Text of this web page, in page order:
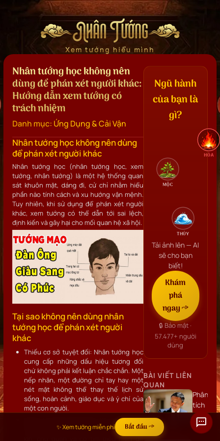
Nhân Tướng
Xem tướng hiểu mình
Nhân tướng học không nên
dùng để phán xét người khác:
Hướng dẫn xem tướng có
trách nhiệm
Danh mục: Ứng Dụng & Cải Vận
Nhân tướng học không nên dùng
để phán xét người khác
Nhân tướng học (nhân tướng học, xem
tướng, nhân tướng) là một hệ thống quan
sát khuôn mặt, dáng đi, cử chỉ nhằm hiểu
phần nào tính cách và xu hướng vận mệnh.
Tuy nhiên, khi sử dụng để phán xét người
khác, xem tướng có thể dẫn tới sai lệch,
định kiến và gây hại cho mối quan hệ xã hội.
Tại sao không nên dùng nhân
tướng học để phán xét người
khác
Thiếu cơ sở tuyệt đối: Nhân tướng học
cung cấp những dấu hiệu tương đối
chứ không phải kết luận chắc chắn. Một
nếp nhăn, một đường chỉ tay hay một
nét mặt không thể thay thế lịch sử
sống, hoàn cảnh, giáo dục và ý chí của
một con người.
Nguy cơ thành định kiến: Khi xem tướng
để phán xét, ta dễ rơi vào tâm lý khép
kín, chủ quan và cố tìm biểu hiện để
Ngũ hành
của bạn là
gì?
HỎA
THỦY
MỘC
Tải ảnh lên — AI
sẽ cho bạn
biết!
Khám
phá
ngay →
🔒 Bảo mật ·
57.477+ người
dùng
BÀI VIẾT LIÊN
QUAN
Phân
tích
khuôn
mặt
Jack
✨ Xem tướng miễn phí Bắt đầu →